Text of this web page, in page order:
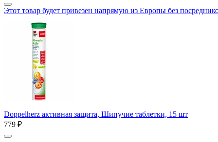
Этот товар будет привезен напрямую из Европы без
Doppelherz активная защита, Шипучие таблетки, 15 шт
779 ₽